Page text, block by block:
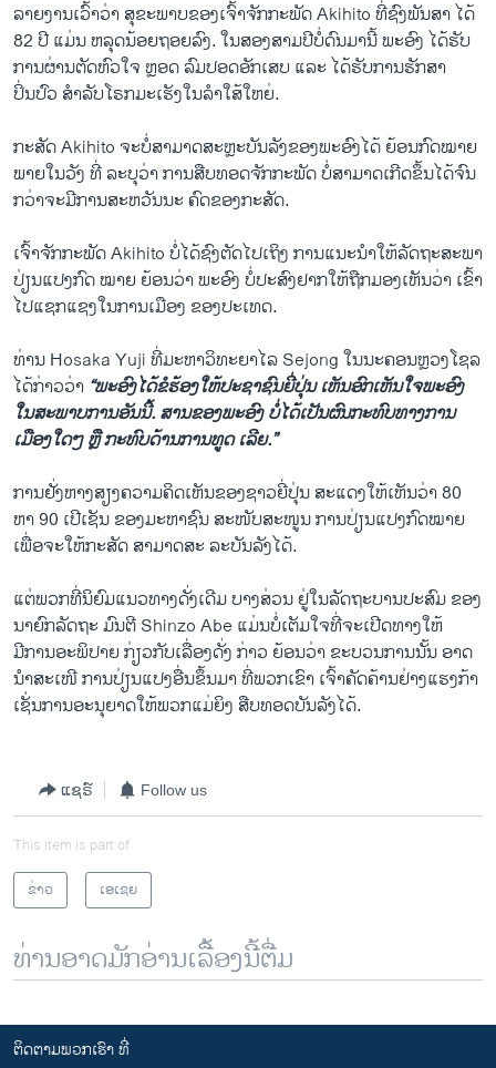
ລາຍງານເວົ້າວ່າ ສຸຂະພາບຂອງເຈົ້າຈັກກະພັດ Akihito ທີ່ຊົງພັນສາ ໄດ້
82 ປີ ແມ່ນ ຫລຸດນ້ອຍຖອຍລົງ. ໃນສອງສາມປີບໍ່ດົນມານີ້ ພະອົງ ໄດ້ຮັບ
ການຜ່ານຕັດຫົວໃຈ ຫຼອດ ລົມປອດອັກເສບ ແລະ ໄດ້ຮັບການຮັກສາ
ປິ່ນປົວ ສຳລັບໂຣກມະເຮັງໃນລຳໃສ້ໃຫຍ່.
ກະສັດ Akihito ຈະບໍ່ສາມາດສະຫຼະບັນລັງຂອງພະອົງໄດ້ ຍ້ອນກົດໝາຍ
ພາຍໃນວັງ ທີ່ ລະບຸວ່າ ການສືບທອດຈັກກະພັດ ບໍ່ສາມາດເກີດຂຶ້ນໄດ້ຈົນ
ກວ່າຈະມີການສະຫວັນນະ ຄົດຂອງກະສັດ.
ເຈົ້າຈັກກະພັດ Akihito ບໍ່ໄດ້ຊົງຕັດໄປເຖິງ ການແນະນຳໃຫ້ລັດຖະສະພາ
ປ່ຽນແປງກົດ ໝາຍ ຍ້ອນວ່າ ພະອົງ ບໍ່ປະສົງຢາກໃຫ້ຖືກມອງເຫັນວ່າ ເຂົ້າ
ໄປແຊກແຊງໃນການເມືອງ ຂອງປະເທດ.
ທ່ານ Hosaka Yuji ທີ່ມະຫາວິທະຍາໄລ Sejong ໃນນະຄອນຫຼວງໂຊລ
ໄດ້ກ່າວວ່າ “ພະອົງໄດ້ຂໍຮ້ອງໃຫ້ປະຊາຊົນຍີ່ປຸ່ນ ເຫັນອົກເຫັນໃຈພະອົງ
ໃນສະພາບການອັນນີ້. ສານຂອງພະອົງ ບໍ່ໄດ້ເປັນຜົນກະທົບທາງການ
ເມືອງໃດໆ ຫຼື ກະທົບດ້ານການທູດ ເລີຍ.”
ການຢັ່ງຫາງສຽງຄວາມຄິດເຫັນຂອງຊາວຍີ່ປຸ່ນ ສະແດງໃຫ້ເຫັນວ່າ 80
ຫາ 90 ເປີເຊັນ ຂອງມະຫາຊົນ ສະໜັບສະໜູນ ການປ່ຽນແປງກົດໝາຍ
ເພື່ອຈະໃຫ້ກະສັດ ສາມາດສະ ລະບັນລັງໄດ້.
ແຕ່ພວກທີ່ນິຍົມແນວທາງດັ່ງເດີມ ບາງສ່ວນ ຢູ່ໃນລັດຖະບານປະສົມ ຂອງ
ນາຍົກລັດຖະ ມົນຕີ Shinzo Abe ແມ່ນບໍ່ເຕັມໃຈທີ່ຈະເປີດທາງໃຫ້
ມີການອະພິປາຍ ກ່ຽວກັບເລື່ອງດັ່ງ ກ່າວ ຍ້ອນວ່າ ຂະບວນການນັ້ນ ອາດ
ນຳສະເໜີ ການປ່ຽນແປງອື່ນຂຶ້ນມາ ທີ່ພວກເຂົາ ເຈົ້າຄັດຄ້ານຢ່າງແຮງກ້າ
ເຊັ່ນການອະນຸຍາດໃຫ້ພວກແມ່ຍິງ ສືບທອດບັນລັງໄດ້.
ແຊຣ໌ Follow us
This item is part of
ຂ່າວ
ເອເຊຍ
ທ່ານອາດມັກອ່ານເລື້ອງນີ້ຕື່ມ
ຕິດຕາມພວກເຮົາ ທີ່